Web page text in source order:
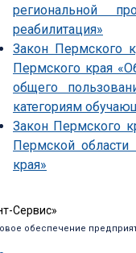
региональной
реабилитация»
Закон Пермского
Пермского края
общего
категориям
Закон Пермского
Пермской
края»
Сервис»
обеспечение